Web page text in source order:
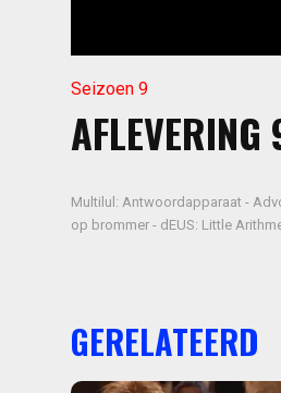
Seizoen 9
Multilul: Antwoordapparaat -
op brommer - dEUS: Little
GERELATEERD